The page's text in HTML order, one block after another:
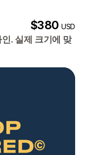
$380USD
. 실제 크기에 맞